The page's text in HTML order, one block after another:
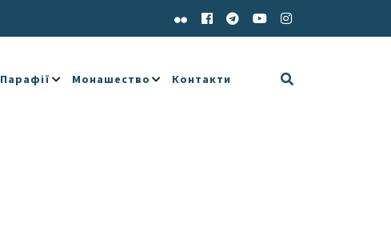
Парафії Монашество Контакти